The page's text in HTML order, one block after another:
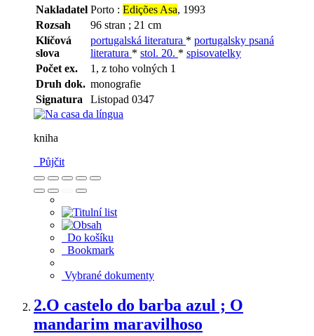
Nakladatel Porto : Edições Asa, 1993
Rozsah
96 stran ; 21 cm
Klíčová
slova
portugalská literatura * portugalsky psaná
literatura * stol. 20. * spisovatelky
Počet ex.
1, z toho volných 1
Druh dok. monografie
Signatura
Listopad 0347
kniha
Půjčit
Do košíku
Bookmark
Vybrané dokumenty
2.O castelo do barba azul ; O
mandarim maravilhoso